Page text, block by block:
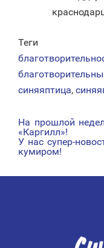
синяяптица,
ПО
ЗАПИСЯМ
На прошлой
«Каргилл»!
У нас супер-
кумиром!